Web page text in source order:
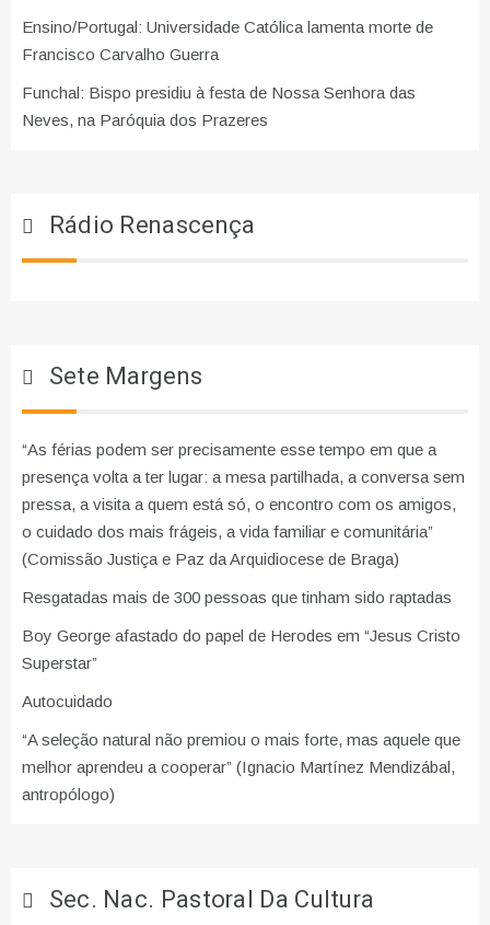
Ensino/Portugal: Universidade Católica lamenta morte de
Francisco Carvalho Guerra
Funchal: Bispo presidiu à festa de Nossa Senhora das
Neves, na Paróquia dos Prazeres
Rádio Renascença
Sete Margens
“As férias podem ser precisamente esse tempo em que a
presença volta a ter lugar: a mesa partilhada, a conversa sem
pressa, a visita a quem está só, o encontro com os amigos,
o cuidado dos mais frágeis, a vida familiar e comunitária”
(Comissão Justiça e Paz da Arquidiocese de Braga)
Resgatadas mais de 300 pessoas que tinham sido raptadas
Boy George afastado do papel de Herodes em “Jesus Cristo
Superstar”
Autocuidado
“A seleção natural não premiou o mais forte, mas aquele que
melhor aprendeu a cooperar” (Ignacio Martínez Mendizábal,
antropólogo)
Sec. Nac. Pastoral Da Cultura